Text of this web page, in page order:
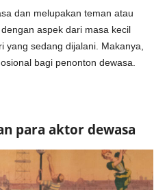
dan melupakan teman atau
aspek dari masa kecil
yang sedang dijalani. Makanya,
bagi penonton dewasa.
para aktor dewasa